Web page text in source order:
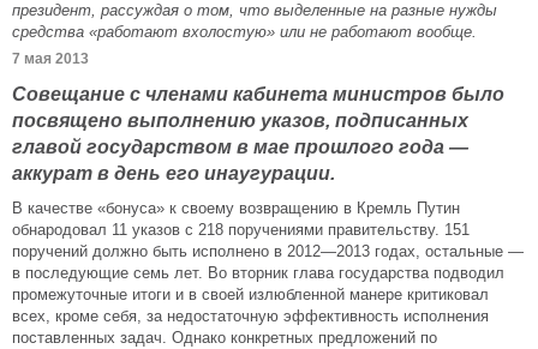
президент, рассуждая о том, что выделенные на разные нужды
средства «работают вхолостую» или не работают вообще.
7 мая 2013
Совещание с членами кабинета министров было
посвящено выполнению указов, подписанных
главой государством в мае прошлого года —
аккурат в день его инаугурации.
В качестве «бонуса» к своему возвращению в Кремль Путин
обнародовал 11 указов с 218 поручениями правительству. 151
поручений должно быть исполнено в 2012—2013 годах, остальные —
в последующие семь лет. Во вторник глава государства подводил
промежуточные итоги и в своей излюбленной манере критиковал
всех, кроме себя, за недостаточную эффективность исполнения
поставленных задач. Однако конкретных предложений по